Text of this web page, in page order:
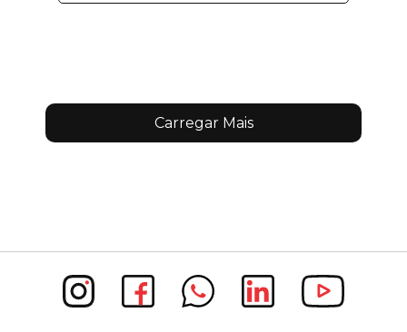
Carregar Mais